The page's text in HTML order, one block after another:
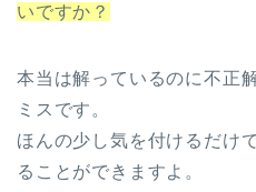
いですか？
本当は解っているのに不正
ミスです。
ほんの少し気を付けるだけ
ることができますよ。